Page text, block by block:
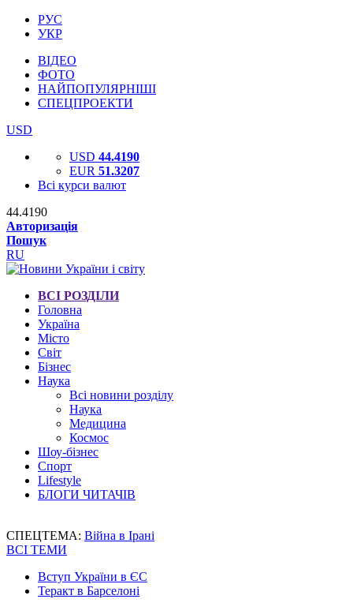
РУС
УКР
ВІДЕО
ФОТО
НАЙПОПУЛЯРНІШІ
СПЕЦПРОЕКТИ
USD
USD 44.4190
EUR 51.3207
Всі курси валют
44.4190
Авторизація
Пошук
RU
ВСІ РОЗДІЛИ
Головна
Україна
Місто
Світ
Бізнес
Наука
Всі новини розділу
Наука
Медицина
Космос
Шоу-бізнес
Спорт
Lifestyle
БЛОГИ ЧИТАЧІВ
СПЕЦТЕМА: Війна в Ірані
ВСІ ТЕМИ
Вступ України в ЄС
Теракт в Барселоні